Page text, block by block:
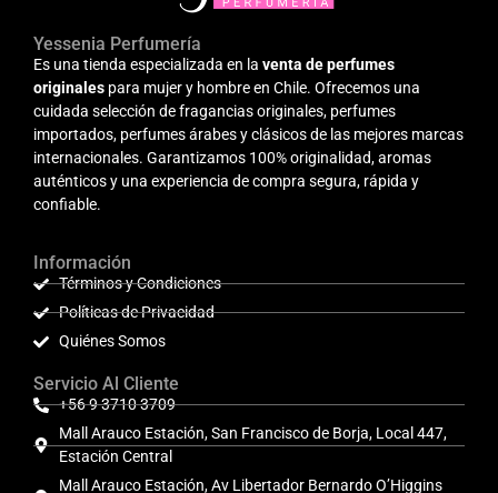
Yessenia Perfumería
Es una tienda especializada en la venta de perfumes
originales para mujer y hombre en Chile. Ofrecemos una
cuidada selección de fragancias originales, perfumes
importados, perfumes árabes y clásicos de las mejores marcas
internacionales. Garantizamos 100% originalidad, aromas
auténticos y una experiencia de compra segura, rápida y
confiable.
Información
Términos y Condiciones
Políticas de Privacidad
Quiénes Somos
Servicio Al Cliente
+56 9 3710 3709
Mall Arauco Estación, San Francisco de Borja, Local 447,
Estación Central
Mall Arauco Estación, Av Libertador Bernardo O’Higgins